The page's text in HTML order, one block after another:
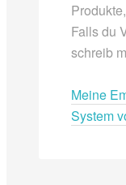
Falls du
schreib
Meine
System